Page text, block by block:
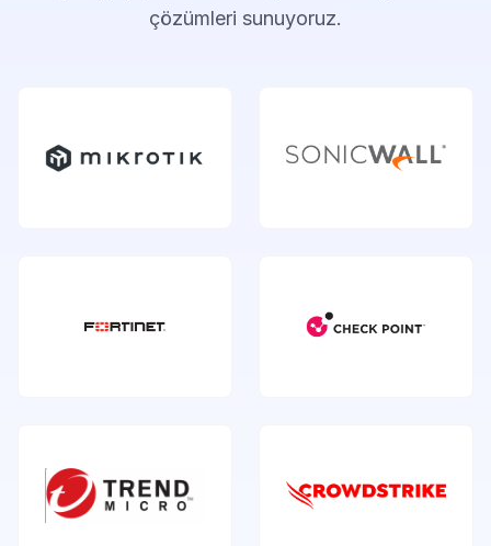
çözümleri sunuyoruz.